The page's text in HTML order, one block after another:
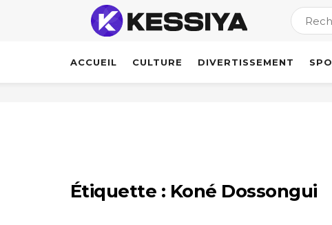
ACCUEIL CULTURE DIVERTISSEMENT
Étiquette : Koné Dossongui